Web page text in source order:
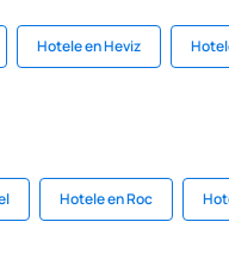
Hotele en Heviz
Hotele en Roc